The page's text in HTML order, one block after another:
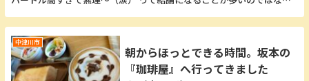
中津川市
朝からほっとできる時間。坂本の
『珈琲屋』へ行ってきました